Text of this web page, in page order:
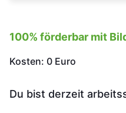
100% förderbar mit
Kosten: 0 Euro
Du bist derzeit